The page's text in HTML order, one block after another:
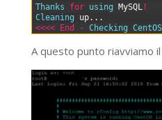
Thanks for using MySQL!
Cleaning up. . .
<<<< End - Checking CentOS
A questo punto riavviamo